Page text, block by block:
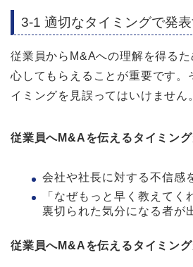
3-1 適切なタイミングで発
従業員からM&Aへの理解を得る
心してもらえることが重要です。
イミングを見誤ってはいけません
従業員へM&Aを伝えるタイミン
会社や社長に対する不信感
「なぜもっと早く教えてく
裏切られた気分になる者が
従業員へM&Aを伝えるタイミン